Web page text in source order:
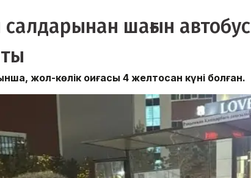
шағын автобус
жол-көлік оқиғасы 4 желтоқсан күні болған.